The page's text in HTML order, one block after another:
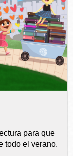
para que
todo el verano.